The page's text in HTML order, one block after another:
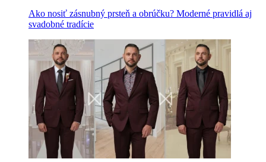
Ako nosiť zásnubný prsteň a obrúčku? Moderné pravidlá aj
svadobné tradície